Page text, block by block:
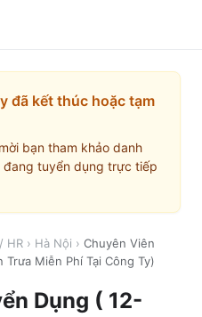
đã kết thúc hoặc tạm
bạn tham khảo danh
tuyển dụng trực tiếp
HR › Hà Nội › Chuyên Viên
Miễn Phí Tại Công Ty)
Dụng ( 12-